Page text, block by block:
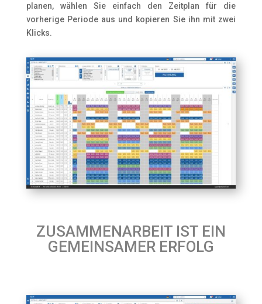
planen, wählen Sie einfach den Zeitplan für die
vorherige Periode aus und kopieren Sie ihn mit zwei
Klicks.
ZUSAMMENARBEIT IST EIN
GEMEINSAMER ERFOLG